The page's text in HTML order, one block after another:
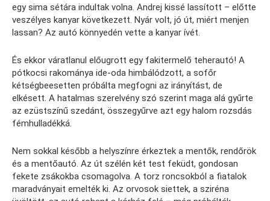
egy sima sétára indultak volna. Andrej kissé lassított – előtte
veszélyes kanyar következett. Nyár volt, jó út, miért menjen
lassan? Az autó könnyedén vette a kanyar ívét.
És ekkor váratlanul előugrott egy fakitermelő teherautó! A
pótkocsi rakománya ide-oda himbálódzott, a sofőr
kétségbeesetten próbálta megfogni az irányítást, de
elkésett. A hatalmas szerelvény szó szerint maga alá gyűrte
az ezüstszínű szedánt, összegyűrve azt egy halom rozsdás
fémhulladékká.
Nem sokkal később a helyszínre érkeztek a mentők, rendőrök
és a mentőautó. Az út szélén két test feküdt, gondosan
fekete zsákokba csomagolva. A torz roncsokból a fiatalok
maradványait emelték ki. Az orvosok siettek, a sziréna